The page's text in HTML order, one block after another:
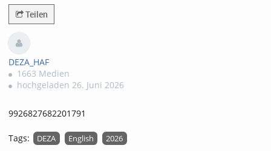
Teilen
DEZA_HAF
1663 Medien
hochgeladen 26. Juni 2026
9926827682201791
Tags: DEZA English 2026